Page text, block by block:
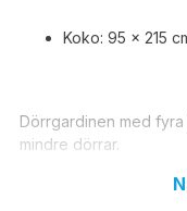
Koko: 95 x 215
Dörrgardinen med
mindre dörrar.